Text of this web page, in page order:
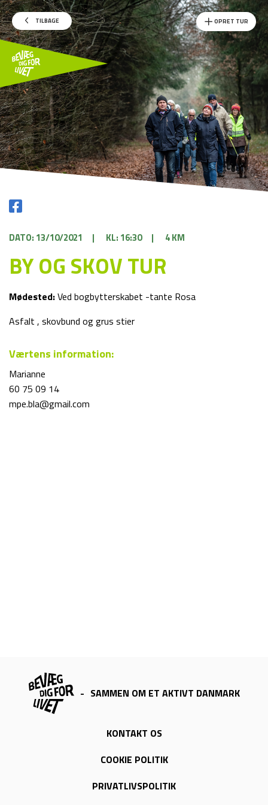
TILBAGE OPRET TUR
DATO: 13/10/2021 | KL: 16:30 | 4 KM
BY OG SKOV TUR
Mødested:Ved bogbytterskabet -tante Rosa
Asfalt , skovbund og grus stier
Værtens information:
Marianne
60 75 09 14
mpe.bla@gmail.com
- SAMMEN OM ET AKTIVT DANMARK
KONTAKT OS
COOKIE POLITIK
PRIVATLIVSPOLITIK